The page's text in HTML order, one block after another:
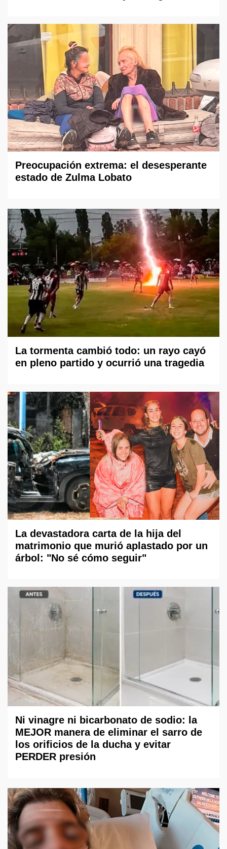
Preocupación extrema: el desesperante
estado de Zulma Lobato
La tormenta cambió todo: un rayo cayó
en pleno partido y ocurrió una tragedia
La devastadora carta de la hija del
matrimonio que murió aplastado por un
árbol: "No sé cómo seguir"
Ni vinagre ni bicarbonato de sodio: la
MEJOR manera de eliminar el sarro de
los orificios de la ducha y evitar
PERDER presión